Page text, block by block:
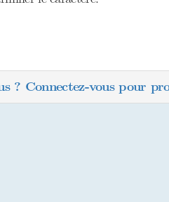
? Connectez-vous pour